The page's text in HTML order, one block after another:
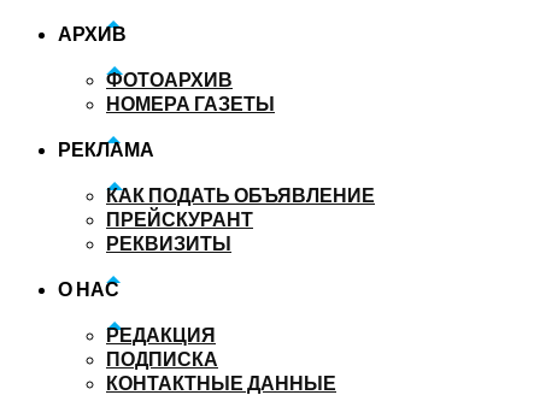
АРХИВ
ФОТОАРХИВ
НОМЕРА ГАЗЕТЫ
РЕКЛАМА
КАК ПОДАТЬ ОБЪЯВЛЕНИЕ
ПРЕЙСКУРАНТ
РЕКВИЗИТЫ
О НАС
РЕДАКЦИЯ
ПОДПИСКА
КОНТАКТНЫЕ ДАННЫЕ